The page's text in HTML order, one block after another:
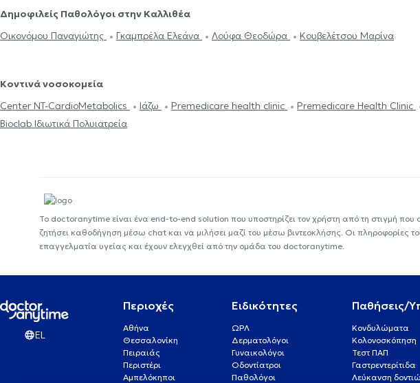
Δημοφιλείς Παθολόγοι στην Καλλιθέα
Οικονόμου Παναγιώτης
Γκαμπρέλα Ελεάνα Λούφα Θεοδώρα Κουβελέτσου Μαρίνα
Κοντινά νοσοκομεία
Center NT-CardioMetabolics
Ιάζω Premedicare health clinic
Premedicare Health Clinic
Bioclab Ιδιωτικά Πολυιατρεία
Το doctoranytime είναι ένα end-to-end solution που υποστηρίζει τον χρήστη από τη στιγμή που
ζητήσει καθοδήγηση μέσω chat και να μιλήσει μαζί του μέσω βιντεοκλήσης. Οι πληροφορίες
επαγγελματία υγείας και έχουν ελεγχθεί από την ομάδα του doctoranytime.
EL
Περιοχές
Αθήνα
Θεσσαλονίκη
Πειραιάς
Περιστέρι
Αμπελόκηποι
Ειδικότητες
ΩΡΛ
Δερματολόγοι
Γυναικολόγοι
Οδοντίατροι
Παθολόγοι
Παθήσεις/
Κονδυλώματα
Κολονοσκόπηση
Τεστ ΠΑΠ
Γαστρεντερίτιδα
Λεύκανση